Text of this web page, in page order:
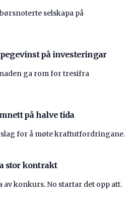
selskapa på
på investeringar
ga rom for tresifra
på halve tida
for å møte kraftutfordringane.
stor kontrakt
konkurs. No startar det opp att.